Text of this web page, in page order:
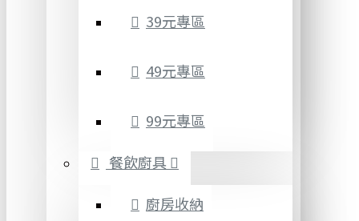
39元專區
49元專區
99元專區
餐飲廚具
廚房收納